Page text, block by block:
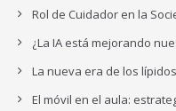
Rol de Cuidador en la
¿La IA está mejorando
La nueva era de los lípidos
El móvil en el aula: